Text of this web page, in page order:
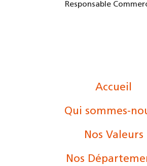
Responsable
Accueil
Qui sommes-
Nos Valeurs
Nos